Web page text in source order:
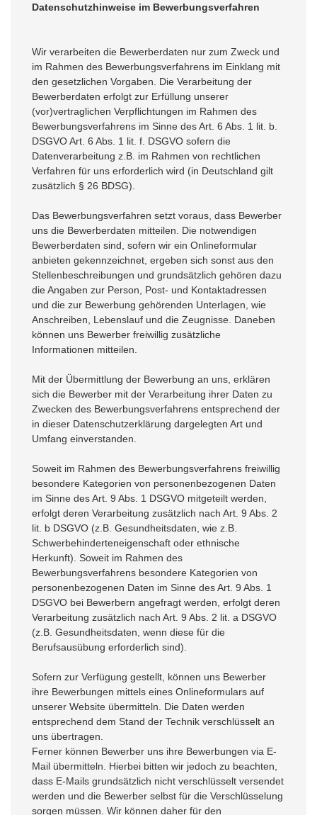
Datenschutzhinweise im Bewerbungsverfahren
Wir verarbeiten die Bewerberdaten nur zum Zweck und
im Rahmen des Bewerbungsverfahrens im Einklang mit
den gesetzlichen Vorgaben. Die Verarbeitung der
Bewerberdaten erfolgt zur Erfüllung unserer
(vor)vertraglichen Verpflichtungen im Rahmen des
Bewerbungsverfahrens im Sinne des Art. 6 Abs. 1 lit. b.
DSGVO Art. 6 Abs. 1 lit. f. DSGVO sofern die
Datenverarbeitung z.B. im Rahmen von rechtlichen
Verfahren für uns erforderlich wird (in Deutschland gilt
zusätzlich § 26 BDSG).
Das Bewerbungsverfahren setzt voraus, dass Bewerber
uns die Bewerberdaten mitteilen. Die notwendigen
Bewerberdaten sind, sofern wir ein Onlineformular
anbieten gekennzeichnet, ergeben sich sonst aus den
Stellenbeschreibungen und grundsätzlich gehören dazu
die Angaben zur Person, Post- und Kontaktadressen
und die zur Bewerbung gehörenden Unterlagen, wie
Anschreiben, Lebenslauf und die Zeugnisse. Daneben
können uns Bewerber freiwillig zusätzliche
Informationen mitteilen.
Mit der Übermittlung der Bewerbung an uns, erklären
sich die Bewerber mit der Verarbeitung ihrer Daten zu
Zwecken des Bewerbungsverfahrens entsprechend der
in dieser Datenschutzerklärung dargelegten Art und
Umfang einverstanden.
Soweit im Rahmen des Bewerbungsverfahrens freiwillig
besondere Kategorien von personenbezogenen Daten
im Sinne des Art. 9 Abs. 1 DSGVO mitgeteilt werden,
erfolgt deren Verarbeitung zusätzlich nach Art. 9 Abs. 2
lit. b DSGVO (z.B. Gesundheitsdaten, wie z.B.
Schwerbehinderteneigenschaft oder ethnische
Herkunft). Soweit im Rahmen des
Bewerbungsverfahrens besondere Kategorien von
personenbezogenen Daten im Sinne des Art. 9 Abs. 1
DSGVO bei Bewerbern angefragt werden, erfolgt deren
Verarbeitung zusätzlich nach Art. 9 Abs. 2 lit. a DSGVO
(z.B. Gesundheitsdaten, wenn diese für die
Berufsausübung erforderlich sind).
Sofern zur Verfügung gestellt, können uns Bewerber
ihre Bewerbungen mittels eines Onlineformulars auf
unserer Website übermitteln. Die Daten werden
entsprechend dem Stand der Technik verschlüsselt an
uns übertragen.
Ferner können Bewerber uns ihre Bewerbungen via E-
Mail übermitteln. Hierbei bitten wir jedoch zu beachten,
dass E-Mails grundsätzlich nicht verschlüsselt versendet
werden und die Bewerber selbst für die Verschlüsselung
sorgen müssen. Wir können daher für den